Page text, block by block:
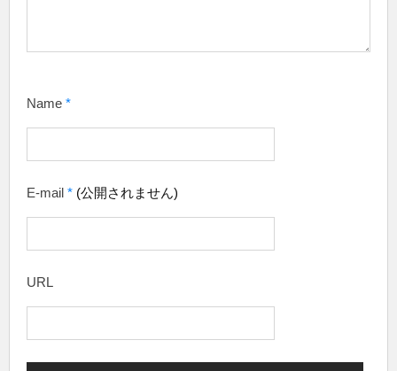
Name *
E-mail * (公開されません)
URL